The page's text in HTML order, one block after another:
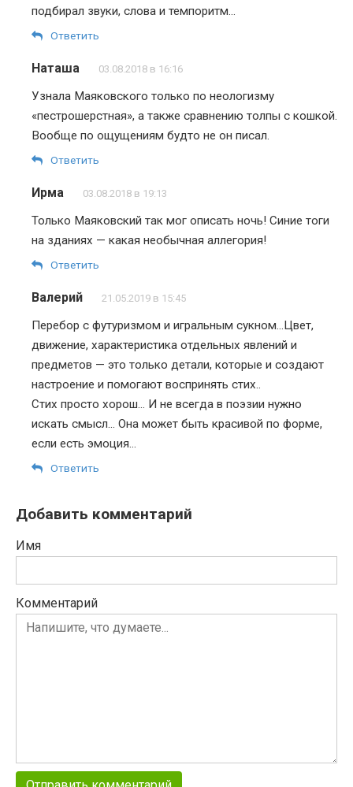
подбирал звуки, слова и темпоритм…
Ответить
Наташа 03.08.2018 в 16:16
Узнала Маяковского только по неологизму
«пестрошерстная», а также сравнению толпы с кошкой.
Вообще по ощущениям будто не он писал.
Ответить
Ирма 03.08.2018 в 19:13
Только Маяковский так мог описать ночь! Синие тоги
на зданиях — какая необычная аллегория!
Ответить
Валерий 21.05.2019 в 15:45
Перебор с футуризмом и игральным сукном…Цвет,
движение, характеристика отдельных явлений и
предметов — это только детали, которые и создают
настроение и помогают воспринять стих..
Стих просто хорош… И не всегда в поэзии нужно
искать смысл… Она может быть красивой по форме,
если есть эмоция…
Ответить
Добавить комментарий
Имя
Комментарий